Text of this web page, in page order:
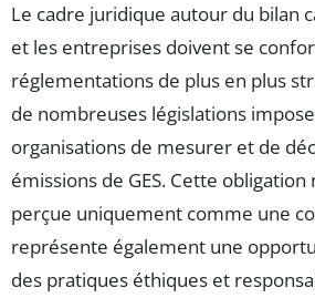
Le cadre juridique autour du bilan
et les entreprises doivent se
réglementations de plus en plus
de nombreuses législations
organisations de mesurer et de
émissions de GES. Cette
perçue uniquement comme une
représente également une
des pratiques éthiques et